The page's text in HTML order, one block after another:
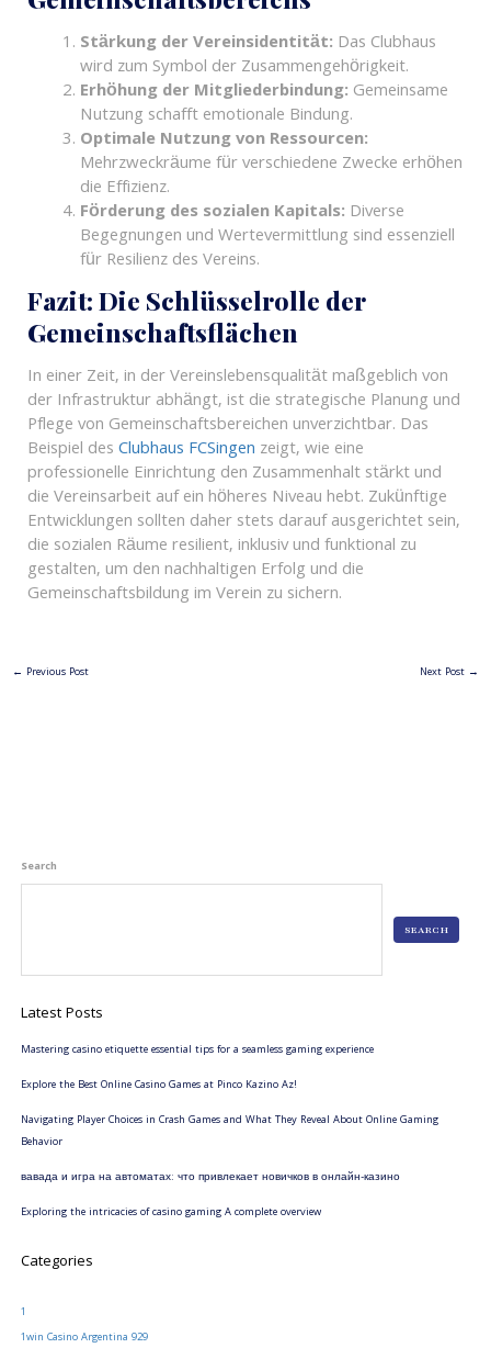
Stärkung der Vereinsidentität: Das Clubhaus
wird zum Symbol der Zusammengehörigkeit.
Erhöhung der Mitgliederbindung: Gemeinsame
Nutzung schafft emotionale Bindung.
Optimale Nutzung von Ressourcen:
Mehrzweckräume für verschiedene Zwecke erhöhen
die Effizienz.
Förderung des sozialen Kapitals: Diverse
Begegnungen und Wertevermittlung sind essenziell
für Resilienz des Vereins.
Fazit: Die Schlüsselrolle der
Gemeinschaftsflächen
In einer Zeit, in der Vereinslebensqualität maßgeblich von
der Infrastruktur abhängt, ist die strategische Planung und
Pflege von Gemeinschaftsbereichen unverzichtbar. Das
Beispiel desClubhaus FCSingen zeigt, wie eine
professionelle Einrichtung den Zusammenhalt stärkt und
die Vereinsarbeit auf ein höheres Niveau hebt. Zukünftige
Entwicklungen sollten daher stets darauf ausgerichtet sein,
die sozialen Räume resilient, inklusiv und funktional zu
gestalten, um den nachhaltigen Erfolg und die
Gemeinschaftsbildung im Verein zu sichern.
← Previous Post Next Post →
Search
SEARCH
Latest Posts
Mastering casino etiquette essential tips for a seamless gaming experience
Explore the Best Online Casino Games at Pinco Kazino Az!
Navigating Player Choices in Crash Games and What They Reveal About Online Gaming
Behavior
вавада и игра на автоматах: что привлекает новичков в онлайн-казино
Exploring the intricacies of casino gaming A complete overview
Categories
1
1win Casino Argentina 929